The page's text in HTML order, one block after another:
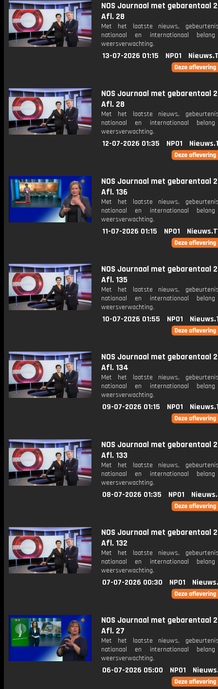
NOS Journaal met gebarentaal
Afl. 28
Met het laatste nieuws,
nationaal en internationaal
weersverwachting.
13-07-2026 01:15 NPO1
NOS Journaal met gebarentaal
Afl. 28
Met het laatste nieuws,
nationaal en internationaal
weersverwachting.
12-07-2026 01:35 NPO1
NOS Journaal met gebarentaal
Afl. 136
Met het laatste nieuws,
nationaal en internationaal
weersverwachting.
11-07-2026 01:15 NPO1
NOS Journaal met gebarentaal
Afl. 135
Met het laatste nieuws,
nationaal en internationaal
weersverwachting.
10-07-2026 01:55 NPO1
NOS Journaal met gebarentaal
Afl. 134
Met het laatste nieuws,
nationaal en internationaal
weersverwachting.
09-07-2026 01:15 NPO1
NOS Journaal met gebarentaal
Afl. 133
Met het laatste nieuws,
nationaal en internationaal
weersverwachting.
08-07-2026 01:35 NPO1
NOS Journaal met gebarentaal
Afl. 132
Met het laatste nieuws,
nationaal en internationaal
weersverwachting.
07-07-2026 00:30 NPO1
NOS Journaal met gebarentaal
Afl. 27
Met het laatste nieuws,
nationaal en internationaal
weersverwachting.
06-07-2026 05:00 NPO1